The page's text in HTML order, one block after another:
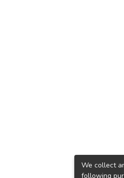
We collect
following